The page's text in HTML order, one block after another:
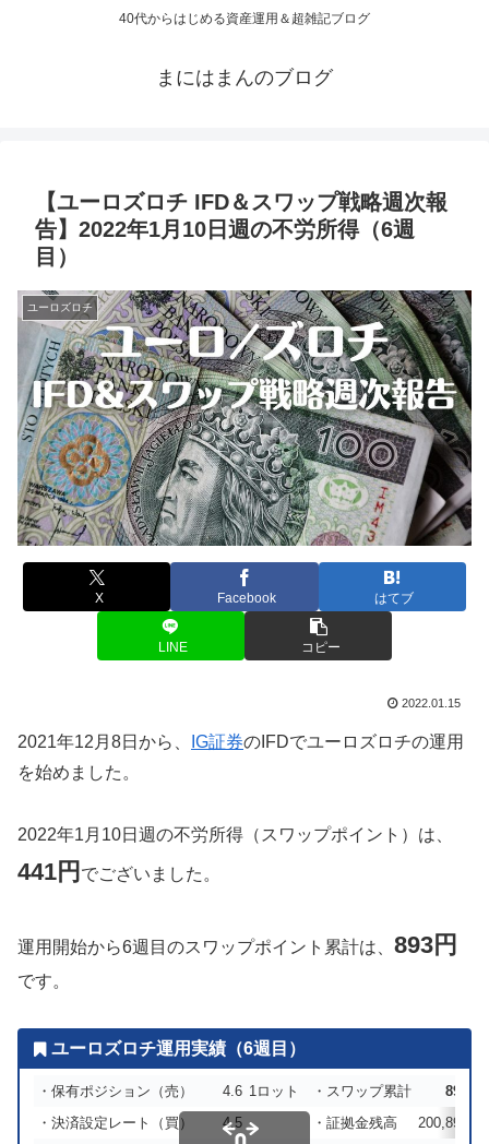
40代からはじめる資産運用＆超雑記ブログ
まにはまんのブログ
【ユーロズロチ IFD＆スワップ戦略週次報
告】2022年1月10日週の不労所得（6週
目）
ユーロズロチ
X Facebook はてブ
LINE コピー
2022.01.15
2021年12月8日から、 IG証券のIFDでユーロズロチの運用
を始めました。
2022年1月10日週の不労所得（スワップポイント）は、
441円 でございました。
運用開始から6週目のスワップポイント累計は、 893円
です。
ユーロズロチ運用実績（6週目）
・保有ポジション（売） 4.6 1ロット ・スワップ累計 893
・決済設定レート（買）
4.5 ・証拠金残高
200,893円